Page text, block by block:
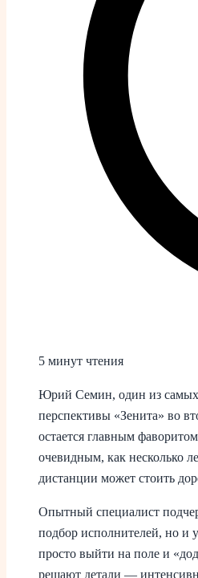
5 минут чтения
Юрий Семин, один из самых
перспективы «Зенита» во
остается главным
очевидным, как несколько
дистанции может стоить
Опытный специалист
подбор исполнителей, но и
просто выйти на поле и
решают детали —